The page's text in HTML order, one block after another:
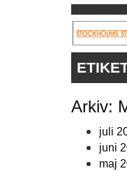
Arkiv:
juli
juni
maj